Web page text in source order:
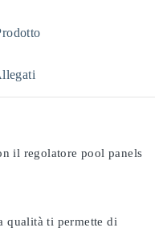
il regolatore pool panels
qualità ti permette di